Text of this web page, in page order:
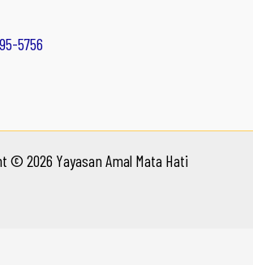
5756
© 2026 Yayasan Amal Mata Hati